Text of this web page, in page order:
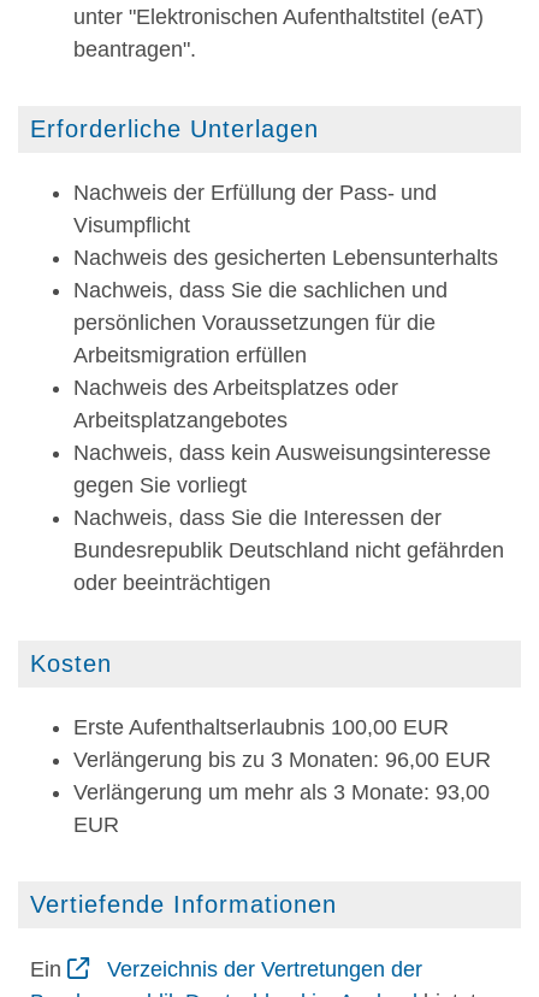
unter "Elektronischen Aufenthaltstitel (eAT)
beantragen".
Erforderliche Unterlagen
Nachweis der Erfüllung der Pass- und
Visumpflicht
Nachweis des gesicherten Lebensunterhalts
Nachweis, dass Sie die sachlichen und
persönlichen Voraussetzungen für die
Arbeitsmigration erfüllen
Nachweis des Arbeitsplatzes oder
Arbeitsplatzangebotes
Nachweis, dass kein Ausweisungsinteresse
gegen Sie vorliegt
Nachweis, dass Sie die Interessen der
Bundesrepublik Deutschland nicht gefährden
oder beeinträchtigen
Kosten
Erste Aufenthaltserlaubnis 100,00 EUR
Verlängerung bis zu 3 Monaten: 96,00 EUR
Verlängerung um mehr als 3 Monate: 93,00
EUR
Vertiefende Informationen
Ein
Verzeichnis der Vertretungen der